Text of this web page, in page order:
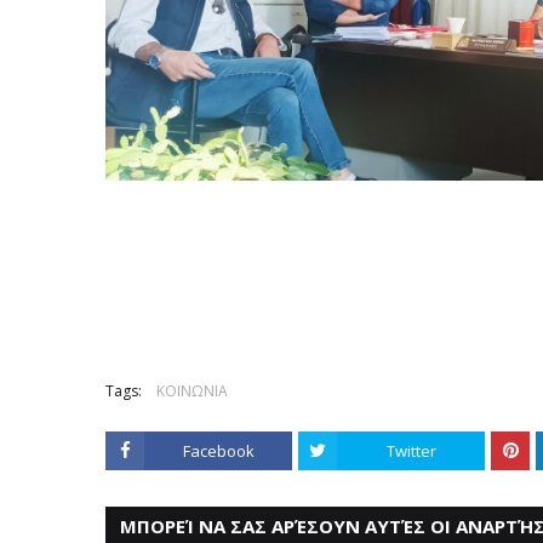
Tags: ΚΟΙΝΩΝΙΑ
Facebook Twitter
ΜΠΟΡΕΊ ΝΑ ΣΑΣ ΑΡΈΣΟΥΝ ΑΥΤΈΣ ΟΙ